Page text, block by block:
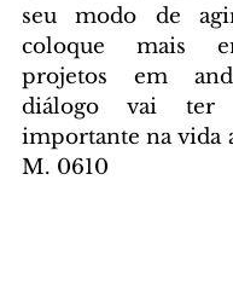
seu modo de
coloque mais
projetos em
diálogo vai ter
importante na vida
M. 0610